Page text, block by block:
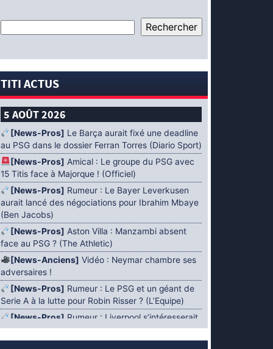
TITI ACTUS
5 AOÛT 2026
[News-Pros] Le Barça aurait fixé une deadline
au PSG dans le dossier Ferran Torres (Diario Sport)
[News-Pros] Amical : Le groupe du PSG avec
15 Titis face à Majorque ! (Officiel)
[News-Pros] Rumeur : Le Bayer Leverkusen
aurait lancé des négociations pour Ibrahim Mbaye
(Ben Jacobs)
[News-Pros] Aston Villa : Manzambi absent
face au PSG ? (The Athletic)
[News-Anciens] Vidéo : Neymar chambre ses
adversaires !
[News-Pros] Rumeur : Le PSG et un géant de
Serie A à la lutte pour Robin Risser ? (L’Equipe)
[News-Pros] Rumeur : Liverpool s’intéresserait
à Ibrahim Mbaye en plus de Bradley Barcola
(Fabrizio Romano)